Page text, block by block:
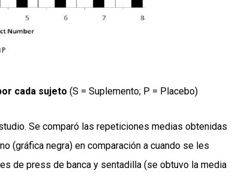
cada sujeto (S = Suplemento; P = Placebo)
Se comparó las repeticiones medias obtenidas
(gráfica negra) en comparación a cuando se les
de press de banca y sentadilla (se obtuvo la media